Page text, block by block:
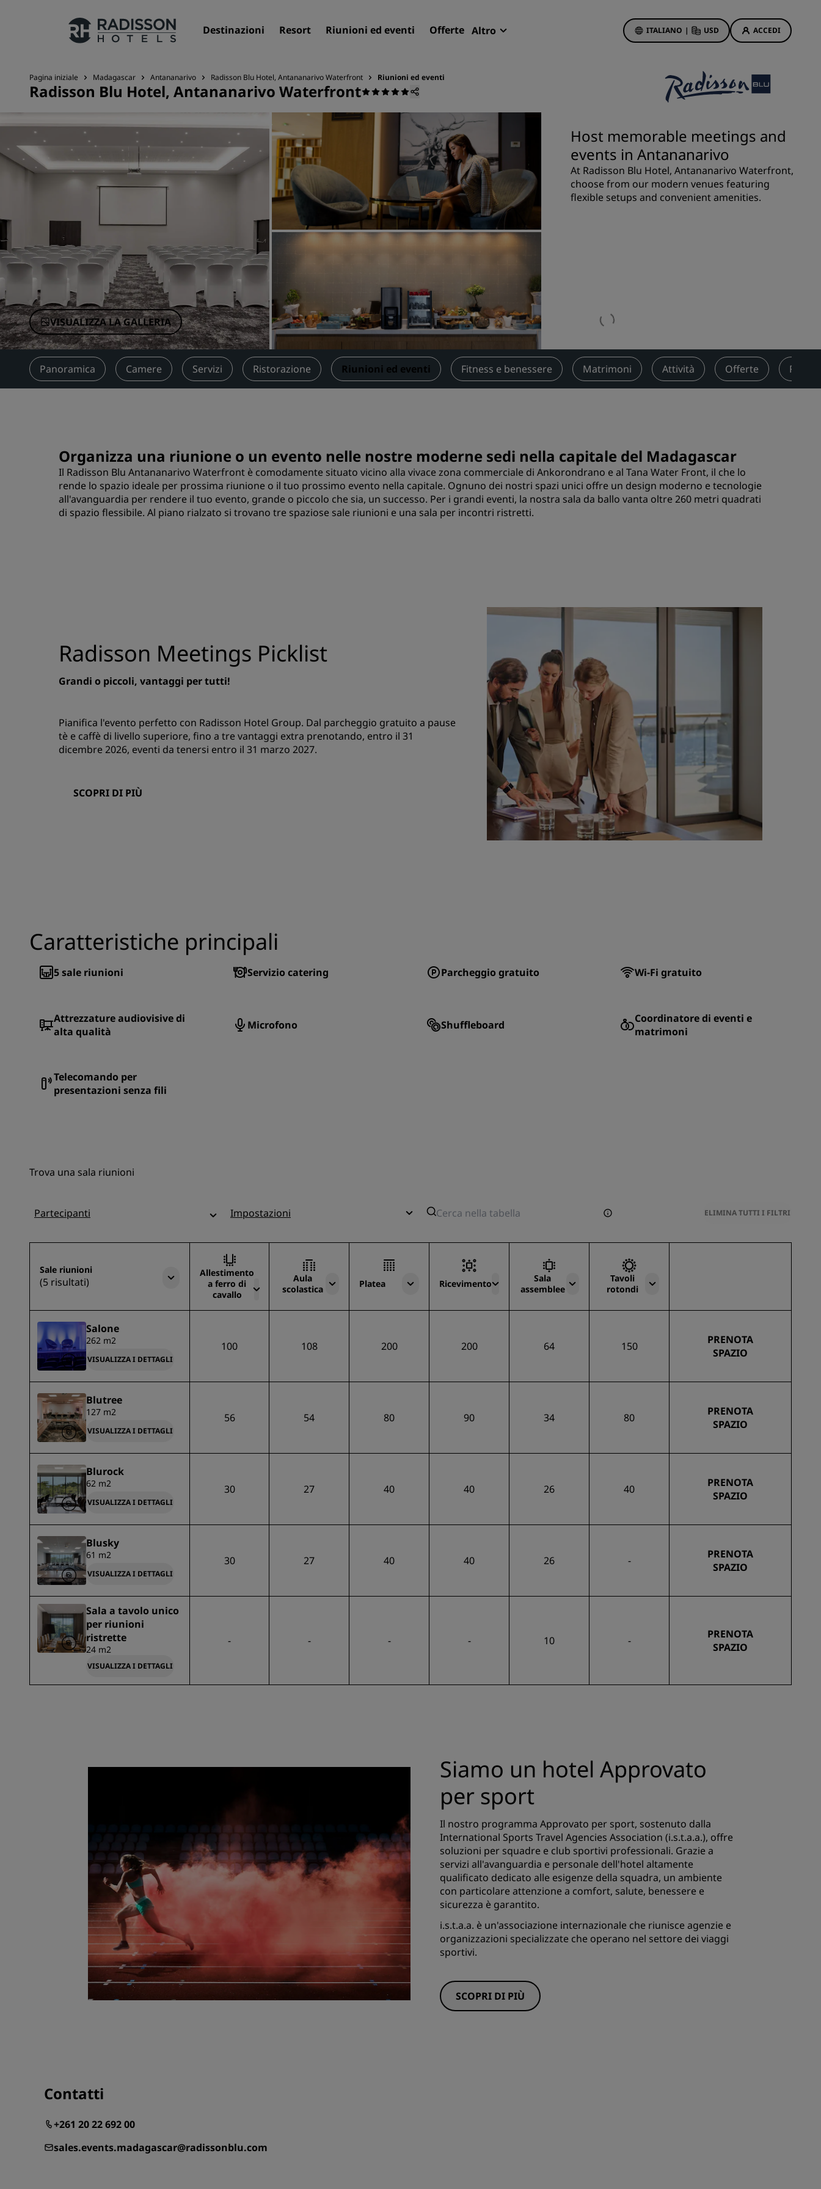
Destinazioni Resort Riunioni ed eventi Offerte Altro ITALIANO | USD ACCEDI
I nostri Marchi
Marchi Radisson Hotels
Marchi affiliati in Cina
Destinazioni
Resort
Residence
Hotel aeroportuali
Hotel nuovi e di prossima
apertura
Prenota uno spazio per riunioni
Richiedi un preventivo
Destinazioni per eventi
Cerca voli
Cerca un ristorante
Servizi digitali
App Radisson Hotels
Offerte di hotel
Per la tua prima prenotazione,
meriti un regalo
Deals of the Day
Prenota in anticipo
Viaggiatore d'affari
Hotel nel centro città
Scopri Radisson Rewards
Vantaggi
Come utilizzare punti
Pagina iniziale Madagascar Antananarivo Radisson Blu Hotel, Antananarivo Waterfront Riunioni ed eventi
Radisson Blu Hotel, Antananarivo Waterfront
VISUALIZZA LA GALLERIA
Host memorable meetings and
events in Antananarivo
At Radisson Blu Hotel, Antananarivo Waterfront,
choose from our modern venues featuring
flexible setups and convenient amenities.
Panoramica Camere Servizi Ristorazione Riunioni ed eventi Fitness e benessere Matrimoni Attività Offerte
Organizza una riunione o un evento nelle nostre moderne sedi nella capitale del Madagascar
Il Radisson Blu Antananarivo Waterfront è comodamente situato vicino alla vivace zona commerciale di Ankorondrano e al Tana Water Front, il che lo
rende lo spazio ideale per prossima riunione o il tuo prossimo evento nella capitale. Ognuno dei nostri spazi unici offre un design moderno e tecnologie
all'avanguardia per rendere il tuo evento, grande o piccolo che sia, un successo. Per i grandi eventi, la nostra sala da ballo vanta oltre 260 metri quadrati
di spazio flessibile. Al piano rialzato si trovano tre spaziose sale riunioni e una sala per incontri ristretti.
Radisson Meetings Picklist
Grandi o piccoli, vantaggi per tutti!
Pianifica l'evento perfetto con Radisson Hotel Group. Dal parcheggio gratuito a pause
tè e caffè di livello superiore, fino a tre vantaggi extra prenotando, entro il 31
dicembre 2026, eventi da tenersi entro il 31 marzo 2027.
SCOPRI DI PIÙ
Caratteristiche principali
5sale riunioni Servizio catering Parcheggio gratuito Wi-Fi gratuito
Attrezzature audiovisive di
alta qualità
Microfono Shuffleboard
Coordinatore di eventi e
matrimoni
Telecomando per
presentazioni senza fili
Trova una sala riunioni
Partecipanti Impostazioni ELIMINA TUTTI I FILTRI
Sale riunioni
(5 risultati)
Allestimento
a ferro di
cavallo
Aula
scolastica
Platea Ricevimento
Sala
assemblee
Tavoli
rotondi
Salone
262 m2
VISUALIZZA I DETTAGLI
100 108 200 200 64 150
PRENOTA
SPAZIO
Blutree
127 m2
VISUALIZZA I DETTAGLI
56 54 80 90 34 80
PRENOTA
SPAZIO
Blurock
62 m2
VISUALIZZA I DETTAGLI
30 27 40 40 26 40
PRENOTA
SPAZIO
Blusky
61 m2
VISUALIZZA I DETTAGLI
30 27 40 40 26 -
PRENOTA
SPAZIO
Sala a tavolo unico
per riunioni
ristrette
24 m2
VISUALIZZA I DETTAGLI
- - - - 10 -
PRENOTA
SPAZIO
Siamo un hotel Approvato
per sport
Il nostro programma Approvato per sport, sostenuto dalla
International Sports Travel Agencies Association (i.s.t.a.a.), offre
soluzioni per squadre e club sportivi professionali. Grazie a
servizi all'avanguardia e personale dell'hotel altamente
qualificato dedicato alle esigenze della squadra, un ambiente
con particolare attenzione a comfort, salute, benessere e
sicurezza è garantito.
i.s.t.a.a. è un'associazione internazionale che riunisce agenzie e
organizzazioni specializzate che operano nel settore dei viaggi
sportivi.
SCOPRI DI PIÙ
Contatti
+261 20 22 692 00
sales.events.madagascar@radissonblu.com